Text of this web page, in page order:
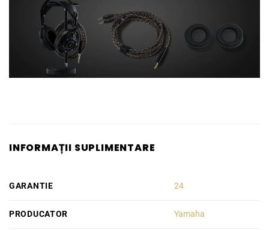
INFORMAȚII SUPLIMENTARE
GARANTIE 24
PRODUCATOR Yamaha